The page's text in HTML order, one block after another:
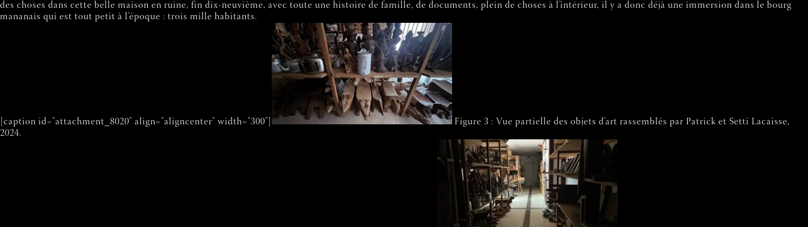
des choses dans cette belle maison en ruine, fin dix-neuvième, avec toute une histoire de famille, de documents, plein de choses à l’intérieur, il y a donc déjà une immersion dans le bourg
mananais qui est tout petit à l’époque : trois mille habitants.
[caption id="attachment_8020" align="aligncenter" width="300"]
Figure 3 : Vue partielle des objets d’art rassemblés par Patrick et Setti Lacaisse,
2024.